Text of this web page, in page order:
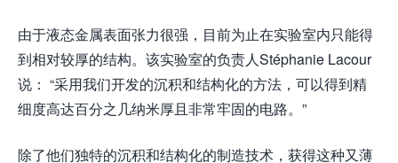
由于液态金属表面张力很强，目前为止在实验室内只能得
到相对较厚的结构。该实验室的负责人Stéphanie Lacour
说： “采用我们开发的沉积和结构化的方法，可以得到精
细度高达百分之几纳米厚且非常牢固的电路。”
除了他们独特的沉积和结构化的制造技术，获得这种又薄